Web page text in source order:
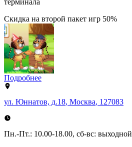
терминала
Скидка на второй пакет игр 50%
Подробнее
ул. Юннатов, д.18, Москва, 127083
Пн.-Пт.: 10.00-18.00, сб-вс: выходной